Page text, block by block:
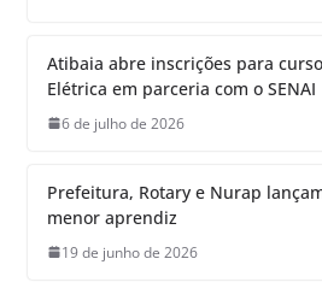
Atibaia abre inscrições para
Elétrica em parceria com o SENAI
6 de julho de 2026
Prefeitura, Rotary e Nurap
menor aprendiz
19 de junho de 2026